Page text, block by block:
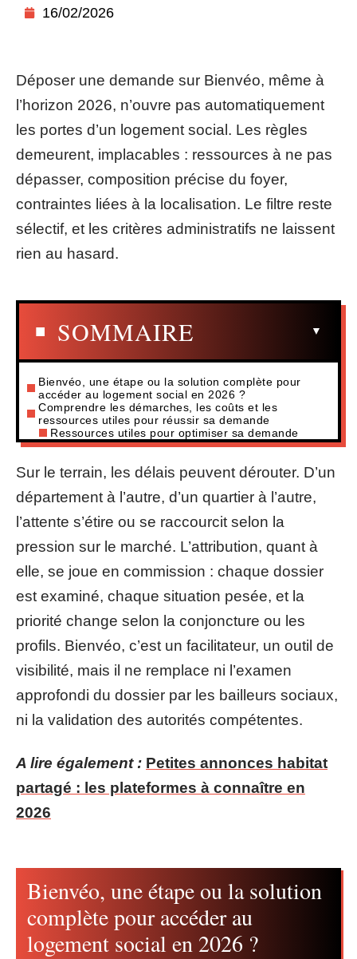
16/02/2026
Déposer une demande sur Bienvéo, même à
l’horizon 2026, n’ouvre pas automatiquement
les portes d’un logement social. Les règles
demeurent, implacables : ressources à ne pas
dépasser, composition précise du foyer,
contraintes liées à la localisation. Le filtre reste
sélectif, et les critères administratifs ne laissent
rien au hasard.
SOMMAIRE
Bienvéo, une étape ou la solution complète pour
accéder au logement social en 2026 ?
Comprendre les démarches, les coûts et les
ressources utiles pour réussir sa demande
Ressources utiles pour optimiser sa demande
Sur le terrain, les délais peuvent dérouter. D’un
département à l’autre, d’un quartier à l’autre,
l’attente s’étire ou se raccourcit selon la
pression sur le marché. L’attribution, quant à
elle, se joue en commission : chaque dossier
est examiné, chaque situation pesée, et la
priorité change selon la conjoncture ou les
profils. Bienvéo, c’est un facilitateur, un outil de
visibilité, mais il ne remplace ni l’examen
approfondi du dossier par les bailleurs sociaux,
ni la validation des autorités compétentes.
A lire également : Petites annonces habitat
partagé : les plateformes à connaître en
2026
Bienvéo, une étape ou la solution
complète pour accéder au
logement social en 2026 ?